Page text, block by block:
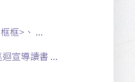
框>、 ...
宣導讀書 ...